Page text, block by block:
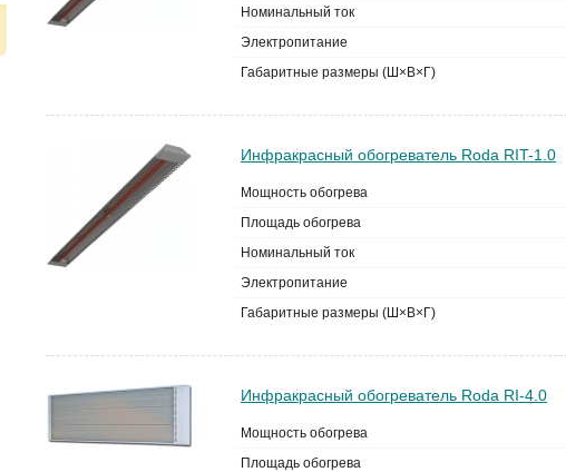
Номинальный ток
Электропитание
Габаритные размеры (Ш×В×Г)
Инфракрасный обогреватель Roda RIT-1.0
Мощность обогрева
Площадь обогрева
Номинальный ток
Электропитание
Габаритные размеры (Ш×В×Г)
Инфракрасный обогреватель Roda RI-4.0
Мощность обогрева
Площадь обогрева